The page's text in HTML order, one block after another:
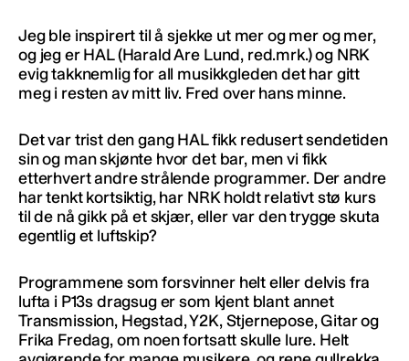
Jeg ble inspirert til å sjekke ut mer og mer og mer,
og jeg er HAL (Harald Are Lund, red.mrk.) og NRK
evig takknemlig for all musikkgleden det har gitt
meg i resten av mitt liv. Fred over hans minne.
Det var trist den gang HAL fikk redusert sendetiden
sin og man skjønte hvor det bar, men vi fikk
etterhvert andre strålende programmer. Der andre
har tenkt kortsiktig, har NRK holdt relativt stø kurs
til de nå gikk på et skjær, eller var den trygge skuta
egentlig et luftskip?
Programmene som forsvinner helt eller delvis fra
lufta i P13s dragsug er som kjent blant annet
Transmission, Hegstad, Y2K, Stjernepose, Gitar og
Frika Fredag, om noen fortsatt skulle lure. Helt